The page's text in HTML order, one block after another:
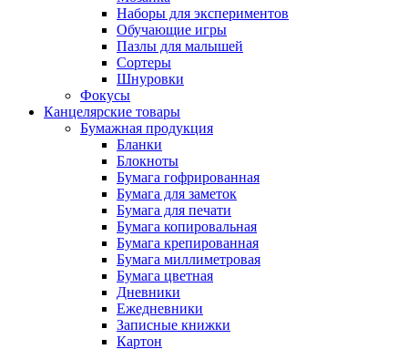
Наборы для экспериментов
Обучающие игры
Пазлы для малышей
Сортеры
Шнуровки
Фокусы
Канцелярские товары
Бумажная продукция
Бланки
Блокноты
Бумага гофрированная
Бумага для заметок
Бумага для печати
Бумага копировальная
Бумага крепированная
Бумага миллиметровая
Бумага цветная
Дневники
Ежедневники
Записные книжки
Картон